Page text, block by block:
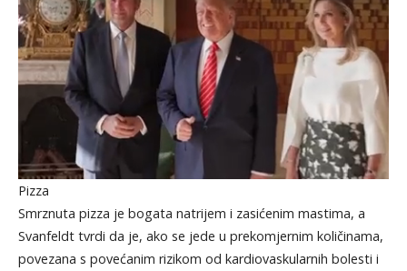
Pizza
Smrznuta pizza je bogata natrijem i zasićenim mastima, a
Svanfeldt tvrdi da je, ako se jede u prekomjernim količinama,
povezana s povećanim rizikom od kardiovaskularnih bolesti i